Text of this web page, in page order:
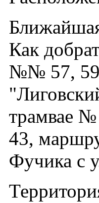
Как
№№ 57, 59,
трамвае №
43,
Фучика с